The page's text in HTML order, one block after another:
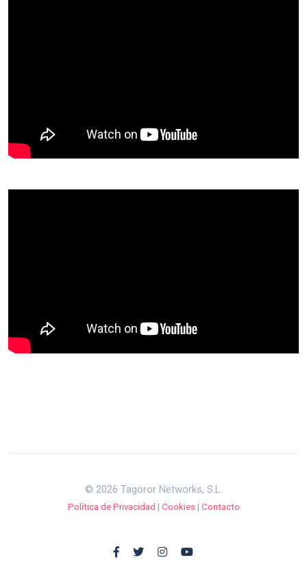
© 2026 Tagoror Networks, S.L.
Política de Privacidad | Cookies| Contacto